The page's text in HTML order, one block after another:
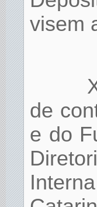
visem
de
e do